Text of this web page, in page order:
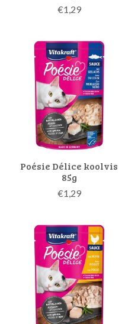
€1,29
Poésie Délice koolvis
85g
€1,29